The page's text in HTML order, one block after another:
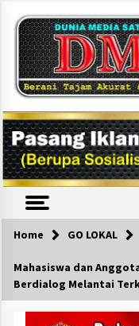
content
Home GO LOKAL
Mahasiswa dan
Berdialog Melantai